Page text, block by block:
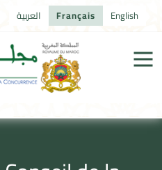
العربية Français English